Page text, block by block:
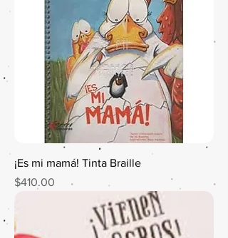
¡Es mi mamá! Tinta Braille
Precio
$410.00